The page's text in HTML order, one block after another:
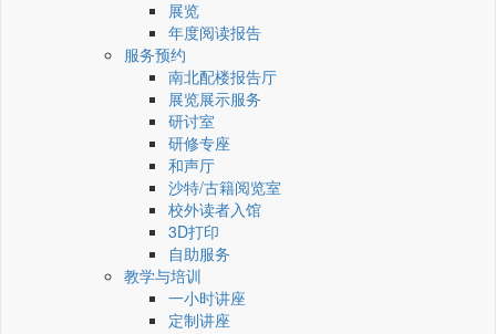
展览
年度阅读报告
服务预约
南北配楼报告厅
展览展示服务
研讨室
研修专座
和声厅
沙特/古籍阅览室
校外读者入馆
3D打印
自助服务
教学与培训
一小时讲座
定制讲座